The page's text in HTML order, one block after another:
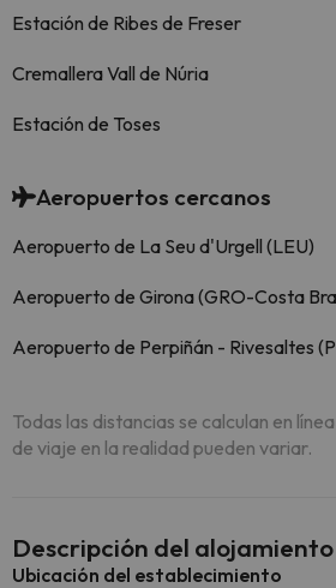
Estación de Ribes de Freser
Cremallera Vall de Núria
Estación de Toses
Aeropuertos cercanos
Aeropuerto de La Seu d'Urgell (LEU)
Aeropuerto de Girona (GRO-Costa
Aeropuerto de Perpiñán - Rivesaltes
Todas las distancias se calculan en
de viaje en la realidad pueden variar.
Descripción del alojamiento
Ubicación del establecimiento